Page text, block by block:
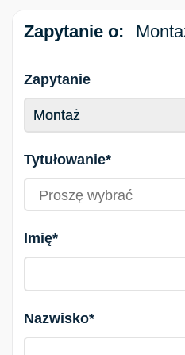
Zapytanie o:
Zapytanie
Tytułowanie*
Imię*
Nazwisko*